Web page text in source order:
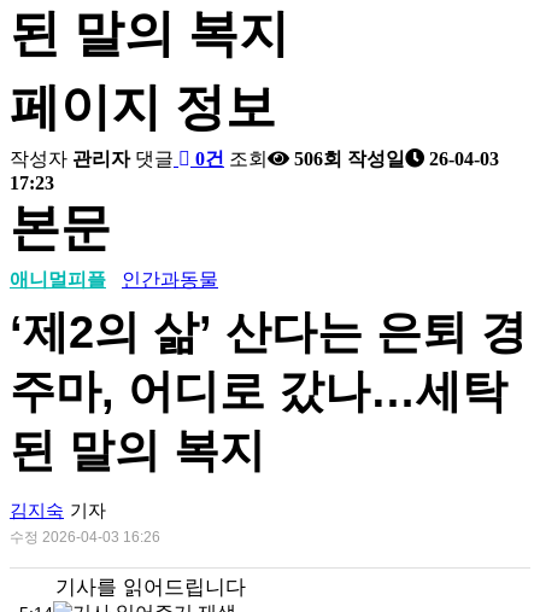
된 말의 복지
페이지 정보
작성자 관리자 댓글 0건 조회 506회 작성일
26-04-03
17:23
본문
애니멀피플 인간과동물
‘제2의 삶’ 산다는 은퇴 경
주마, 어디로 갔나…세탁
된 말의 복지
김지숙 기자
수정 2026-04-03 16:26
기사를 읽어드립니다